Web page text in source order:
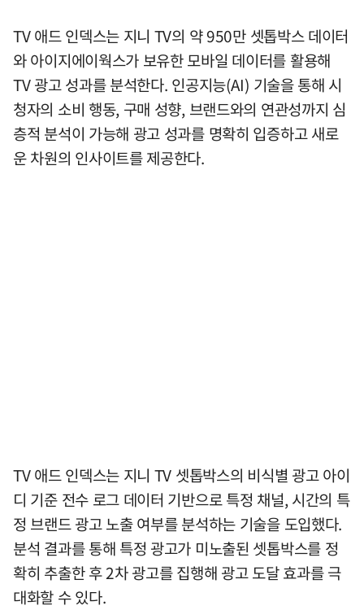
TV 애드 인덱스는 지니 TV의 약 950만 셋톱박스 데이터
와 아이지에이웍스가 보유한 모바일 데이터를 활용해
TV 광고 성과를 분석한다. 인공지능(AI) 기술을 통해 시
청자의 소비 행동, 구매 성향, 브랜드와의 연관성까지 심
층적 분석이 가능해 광고 성과를 명확히 입증하고 새로
운 차원의 인사이트를 제공한다.
TV 애드 인덱스는 지니 TV 셋톱박스의 비식별 광고 아이
디 기준 전수 로그 데이터 기반으로 특정 채널, 시간의 특
정 브랜드 광고 노출 여부를 분석하는 기술을 도입했다.
분석 결과를 통해 특정 광고가 미노출된 셋톱박스를 정
확히 추출한 후 2차 광고를 집행해 광고 도달 효과를 극
대화할 수 있다.